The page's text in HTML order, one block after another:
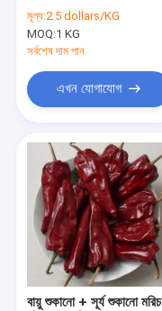
খবর
শুকনো লাল মরিচ মরিচ
শুকনো গুয়াজিলো চিলি
মরিচ মরিচ গুঁড়ো
মূল্য:2.5 dollars/KG
MOQ:1 KG
সর্বশেষ দাম পান
এখন যোগাযোগ
বায়ু শুকানো + সূর্য শুকানো মরিচ